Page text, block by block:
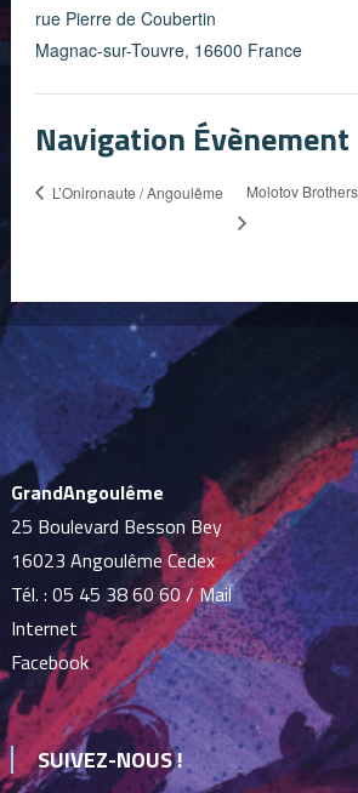
rue Pierre de Coubertin
Magnac-sur-Touvre, 16600 France
Navigation Évènement
L’Onironaute / Angoulême Molotov
GrandAngoulême
25 Boulevard Besson Bey
16023 Angoulême Cedex
Tél. : 05 45 38 60 60/Mail
Internet
Facebook
SUIVEZ-NOUS !